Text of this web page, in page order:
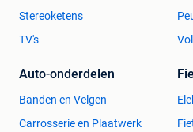
Stereoketens
TV's
Auto-onderdelen
Banden en Velgen
Carrosserie en Plaatwerk